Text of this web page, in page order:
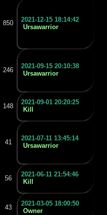
850
2021-12-15 18:14:42
Ursawarrior
246
2021-09-15 20:10:38
Ursawarrior
148
2021-09-01 20:20:25
Kill
41
2021-07-11 13:45:14
Ursawarrior
56
2021-06-11 21:54:46
Kill
43
2021-03-05 18:00:50
Owner